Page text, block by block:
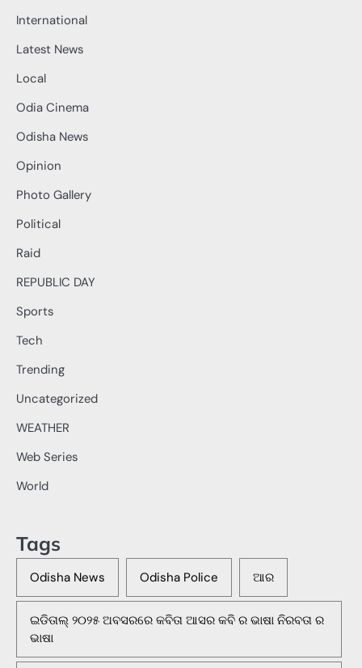
International
Latest News
Local
Odia Cinema
Odisha News
Opinion
Photo Gallery
Political
Raid
REPUBLIC DAY
Sports
Tech
Trending
Uncategorized
WEATHER
Web Series
World
Tags
Odisha News Odisha Police ଆର
ଇଡିତାଲ୍ ୨୦୨୫ ଅବସରରେ କବିତା ଆସର କବି ର ଭାଷା ନିରବତା ର
ଭାଷା